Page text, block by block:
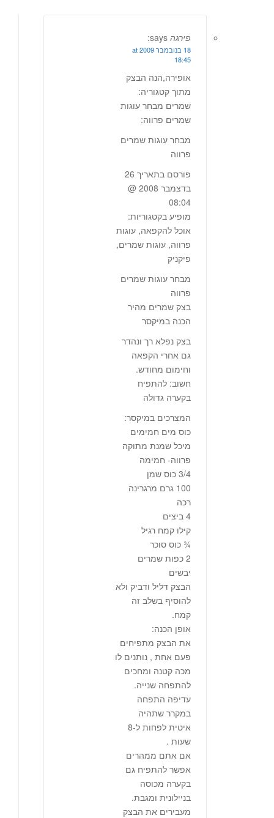
פירגה says:
18 בנובמבר 2009 at
18:45
אופירה,הנה הבצק
מתוך קטגוריה:
שמרים מבחר עוגות
שמרים פרווה:
מבחר עוגות שמרים
פרווה
פורסם בתאריך 26
בדצמבר 2008 @
08:04
מופיע בקטגוריות:
אוכל להקפאה, עוגות
פרווה, עוגות שמרים,
פיקניק
מבחר עוגות שמרים
פרווה
בצק שמרים מהיר
הכנה במיקסר
בצק נפלא רך ונהדר
גם אחרי הקפאה
וחימום מחודש.
חשוב: להתפיח
בקערה גדולה
המצרכים במיקסר:
כוס מים חמימים
מיכל שמנת מתוקה
פרווה- חמימה
3/4 כוס שמן
100 גרם מרגרינה
רכה
4 ביצים
קילו קמח רגיל
¾ כוס סוכר
2 כפות שמרים
יבשים
הבצק דליל ודביק ולא
להוסיף בשלב זה
קמח.
אופן הכנה:
את הבצק מתפיחים
פעם אחת , נותנים לו
מכה קטנה ומחכים
להתפחה שנייה.
עדיפה התפחה
במקרר שתהיה
איטית לפחות ל-8
שעות .
אם אתם ממהרים
אפשר להתפיח גם
בקערה מכוסה
בניילונית ומגבת.
מעבירים את הבצק